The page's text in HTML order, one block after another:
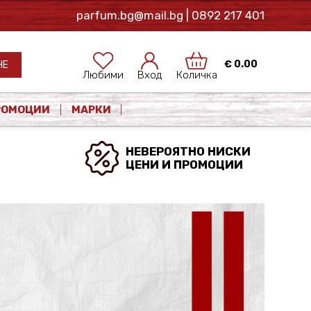
parfum.bg@mail.bg| 0892 217 401
Количка
€ 0.00
Вход
Любими
МАРКИ
НЕВЕРОЯТНО НИСКИ
ЦЕНИ И ПРОМОЦИИ